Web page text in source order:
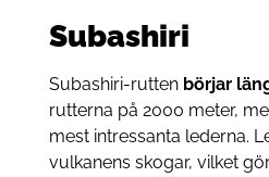
Subashiri
Subashiri-ruttenbörjar
rutterna på 2000 meter,
mest intressanta lederna.
vulkanens skogar, vilket